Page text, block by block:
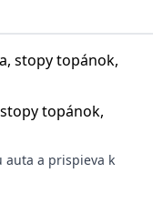
topánok,
auta a prispieva k